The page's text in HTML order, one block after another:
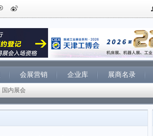
会展营销 企业库 展商名录
国内展会